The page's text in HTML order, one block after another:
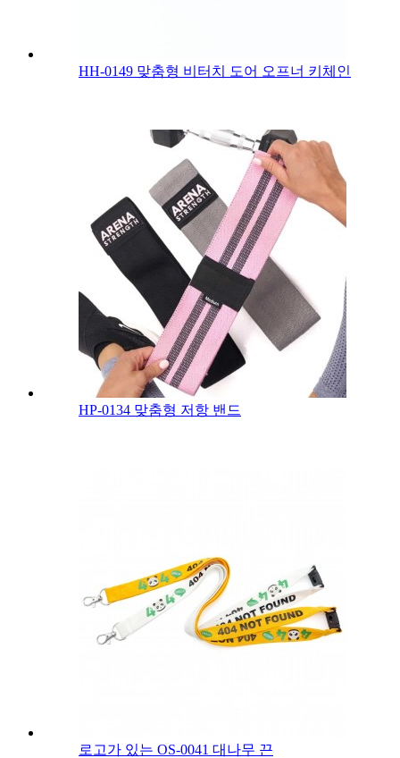
HH-0149 맞춤형 비터치 도어 오프너 키체인
HP-0134 맞춤형 저항 밴드
로고가 있는 OS-0041 대나무 끈